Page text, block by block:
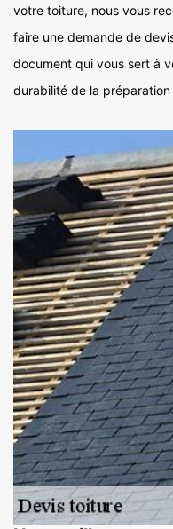
votre toiture, nous vous
faire une demande de
document qui vous sert à
durabilité de la